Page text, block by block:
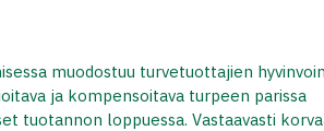
muodostuu turvetuottajien
ja kompensoitava turpeen parissa
loppuessa. Vastaavasti